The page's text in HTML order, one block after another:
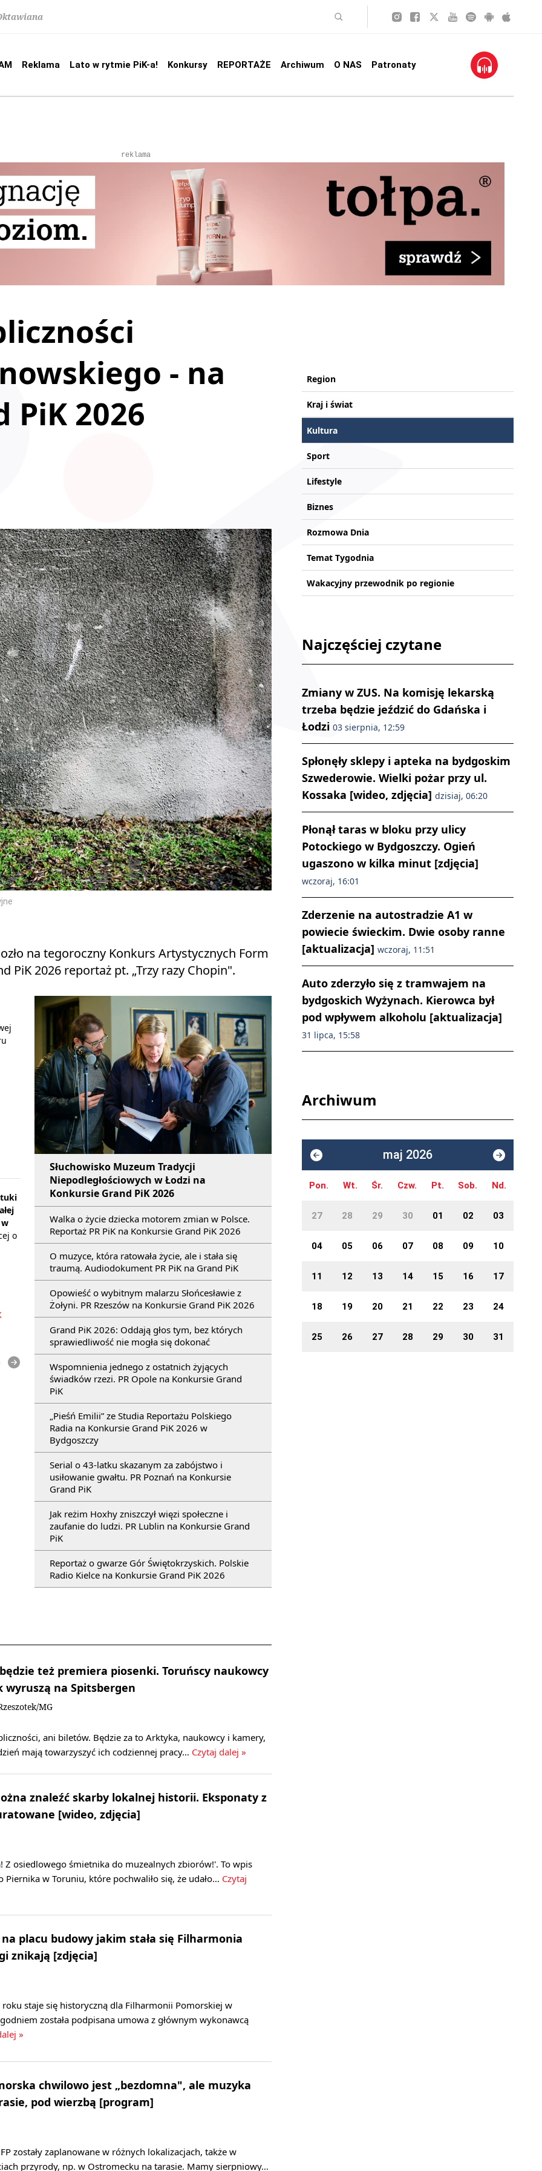
Reklama Lato w rytmie PiK-a! Konkursy REPORTAŻE Archiwum O NAS Patronaty
reklama
- na
PiK 2026
na tegoroczny Konkurs Artystycznych Form
PiK 2026 reportaż pt. „Trzy razy Chopin".
Słuchowisko Muzeum Tradycji
Niepodległościowych w Łodzi na
Konkursie Grand PiK 2026
Walka o życie dziecka motorem zmian w Polsce.
Reportaż PR PiK na Konkursie Grand PiK 2026
O muzyce, która ratowała życie, ale i stała się
traumą. Audiodokument PR PiK na Grand PiK
Opowieść o wybitnym malarzu Słońcesławie z
Żołyni. PR Rzeszów na Konkursie Grand PiK 2026
Grand PiK 2026: Oddają głos tym, bez których
sprawiedliwość nie mogła się dokonać
Wspomnienia jednego z ostatnich żyjących
świadków rzezi. PR Opole na Konkursie Grand
PiK
„Pieśń Emilii” ze Studia Reportażu Polskiego
Radia na Konkursie Grand PiK 2026 w
Bydgoszczy
Serial o 43-latku skazanym za zabójstwo i
usiłowanie gwałtu. PR Poznań na Konkursie
Grand PiK
Jak reżim Hoxhy zniszczył więzi społeczne i
zaufanie do ludzi. PR Lublin na Konkursie Grand
PiK
Reportaż o gwarze Gór Świętokrzyskich. Polskie
Radio Kielce na Konkursie Grand PiK 2026
o
też premiera piosenki. Toruńscy naukowcy
wyruszą na Spitsbergen
MG
ani biletów. Będzie za to Arktyka, naukowcy i kamery,
mają towarzyszyć ich codziennej pracy… Czytaj dalej »
znaleźć skarby lokalnej historii. Eksponaty z
[wideo, zdjęcia]
Z osiedlowego śmietnika do muzealnych zbiorów!'. To wpis
Piernika w Toruniu, które pochwaliło się, że udało… Czytaj
placu budowy jakim stała się Filharmonia
znikają [zdjęcia]
staje się historyczną dla Filharmonii Pomorskiej w
została podpisana umowa z głównym wykonawcą
»
chwilowo jest „bezdomna", ale muzyka
pod wierzbą [program]
zostały zaplanowane w różnych lokalizacjach, także w
przyrody, np. w Ostromecku na tarasie. Mamy sierpniowy…
Region
Kraj i świat
Kultura
Sport
Lifestyle
Biznes
Rozmowa Dnia
Temat Tygodnia
Wakacyjny przewodnik po regionie
Najczęściej czytane
Zmiany w ZUS. Na komisję lekarską
trzeba będzie jeździć do Gdańska i
Łodzi 03 sierpnia, 12:59
Spłonęły sklepy i apteka na bydgoskim
Szwederowie. Wielki pożar przy ul.
Kossaka [wideo, zdjęcia] dzisiaj, 06:20
Płonął taras w bloku przy ulicy
Potockiego w Bydgoszczy. Ogień
ugaszono w kilka minut [zdjęcia]
wczoraj, 16:01
Zderzenie na autostradzie A1 w
powiecie świeckim. Dwie osoby ranne
[aktualizacja] wczoraj, 11:51
Auto zderzyło się z tramwajem na
bydgoskich Wyżynach. Kierowca był
pod wpływem alkoholu [aktualizacja]
31 lipca, 15:58
Archiwum
maj 2026
Pon. Wt. Śr. Czw. Pt. Sob. Nd.
27 28 29 30 01 02 03
04 05 06 07 08 09 10
11 12 13 14 15 16 17
18 19 20 21 22 23 24
25 26 27 28 29 30 31